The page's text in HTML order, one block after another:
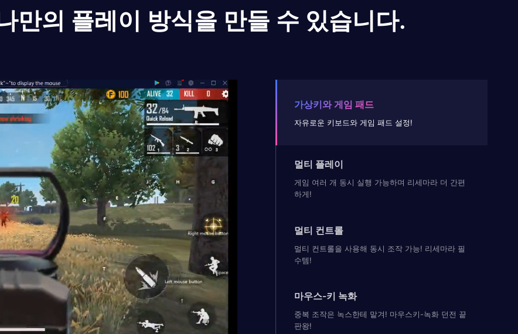
만의 플레이 방식을 만들 수 있습니다.
가상키와 게임 패드
자유로운 키보드와 게임 패드 설정!
멀티 플레이
게임 여러 개 동시 실행 가능하며 리세마라 더 간편
하게!
멀티 컨트롤
멀티 컨트롤을 사용해 동시 조작 가능! 리세마라 필
수템!
마우스-키 녹화
중복 조작은 녹스한테 맡겨! 마우스키-녹화 던전 끝
판왕!